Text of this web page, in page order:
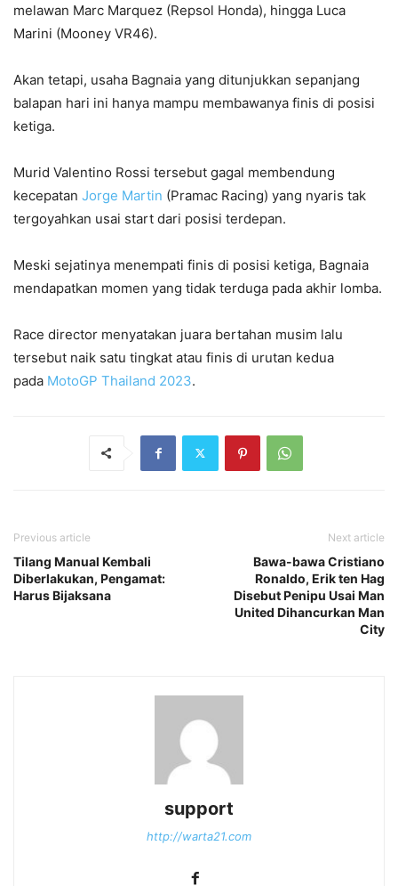
melawan Marc Marquez (Repsol Honda), hingga Luca
Marini (Mooney VR46).
Akan tetapi, usaha Bagnaia yang ditunjukkan sepanjang
balapan hari ini hanya mampu membawanya finis di posisi
ketiga.
Murid Valentino Rossi tersebut gagal membendung
kecepatan Jorge Martin (Pramac Racing) yang nyaris tak
tergoyahkan usai start dari posisi terdepan.
Meski sejatinya menempati finis di posisi ketiga, Bagnaia
mendapatkan momen yang tidak terduga pada akhir lomba.
Race director menyatakan juara bertahan musim lalu
tersebut naik satu tingkat atau finis di urutan kedua
pada MotoGP Thailand 2023.
Previous article
Tilang Manual Kembali
Diberlakukan, Pengamat:
Harus Bijaksana
Next article
Bawa-bawa Cristiano
Ronaldo, Erik ten Hag
Disebut Penipu Usai Man
United Dihancurkan Man
City
support
http://warta21.com